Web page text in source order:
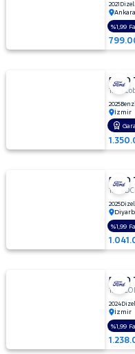
2021 Dizel
Ankara
%1,99
FORD
1.0
2025
İzmir
FORD
1.5
2025Dizel
%1,99
FORD
1.5
2024Dizel
İzmir
%1,99